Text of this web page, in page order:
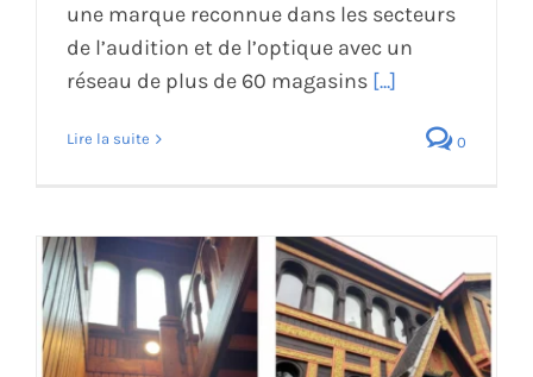
une marque reconnue dans les secteurs
de l’audition et de l’optique avec un
réseau de plus de 60 magasins [...]
Lire la suite 0